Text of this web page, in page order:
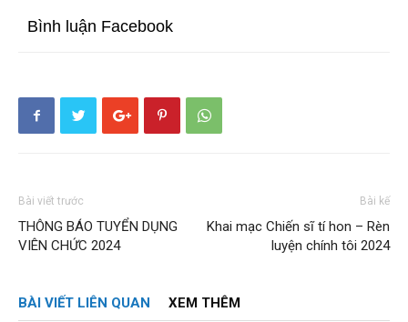
Bình luận Facebook
Bài viết trước
THÔNG BÁO TUYỂN DỤNG
VIÊN CHỨC 2024
Bài kế
Khai mạc Chiến sĩ tí hon – Rèn
luyện chính tôi 2024
BÀI VIẾT LIÊN QUAN XEM THÊM